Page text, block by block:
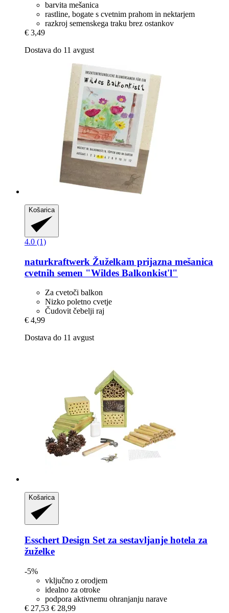
barvita mešanica
rastline, bogate s cvetnim prahom in nektarjem
razkroj semenskega traku brez ostankov
€ 3,49
Dostava do 11 avgust
Košarica
4.0 (1)
naturkraftwerk Žuželkam prijazna mešanica
cvetnih semen "Wildes Balkonkist'l"
Za cvetoči balkon
Nizko poletno cvetje
Čudovit čebelji raj
€ 4,99
Dostava do 11 avgust
Košarica
Esschert Design Set za sestavljanje hotela za
žuželke
-5%
vključno z orodjem
idealno za otroke
podpora aktivnemu ohranjanju narave
€ 27,53 € 28,99